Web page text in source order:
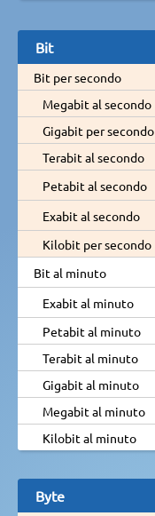
Bit
Bit per secondo
Megabit al secondo
Gigabit per secondo
Terabit al secondo
Petabit al secondo
Exabit al secondo
Kilobit per secondo
Bit al minuto
Exabit al minuto
Petabit al minuto
Terabit al minuto
Gigabit al minuto
Megabit al minuto
Kilobit al minuto
Byte